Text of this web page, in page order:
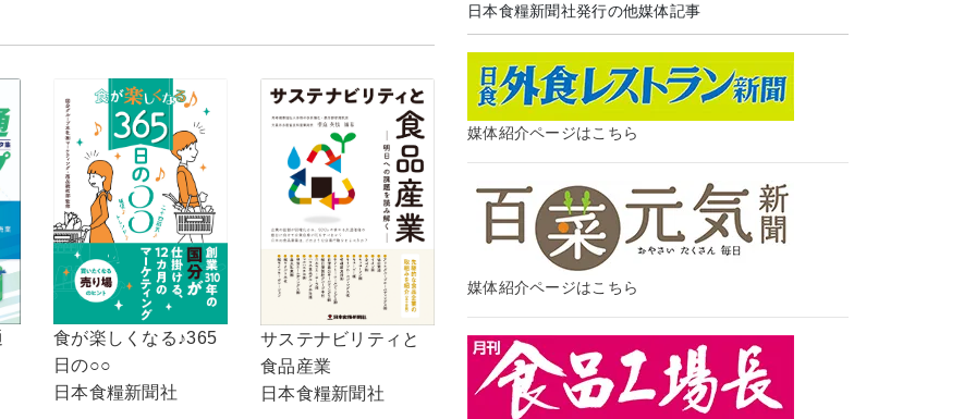
食が楽しくなる♪365
日の○○
日本食糧新聞社
サステナビリティと
食品産業
日本食糧新聞社
日本食糧新聞社発行の他媒体記事
媒体紹介ページはこちら
媒体紹介ページはこちら